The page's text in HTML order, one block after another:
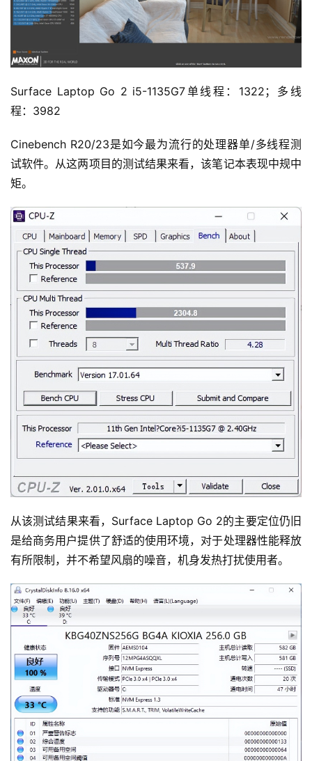
Surface Laptop Go 2 i5-1135G7单线程：1322；多线
程：3982
Cinebench R20/23是如今最为流行的处理器单/多线程测
试软件。从这两项目的测试结果来看，该笔记本表现中规中
矩。
从该测试结果来看，Surface Laptop Go 2的主要定位仍旧
是给商务用户提供了舒适的使用环境，对于处理器性能释放
有所限制，并不希望风扇的噪音，机身发热打扰使用者。